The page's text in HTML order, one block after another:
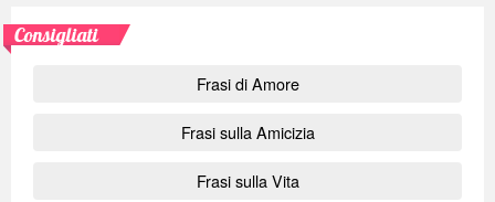
Consigliati
Frasi di Amore
Frasi sulla Amicizia
Frasi sulla Vita